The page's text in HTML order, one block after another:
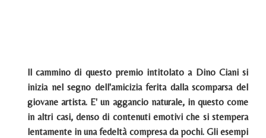
ll cammino di questo premio intitolato a Dino Ciani si
inizia nel segno dell'amicizia ferita dalla scomparsa del
giovane artista. E' un aggancio naturale, in questo come
in altri casi, denso di contenuti emotivi che si stempera
lentamente in una fedeltà compresa da pochi. Gli esempi